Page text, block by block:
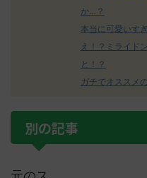
か…？
本当に可愛いす
え！？ミライド
と！？
ガチでオススメ
別の記事